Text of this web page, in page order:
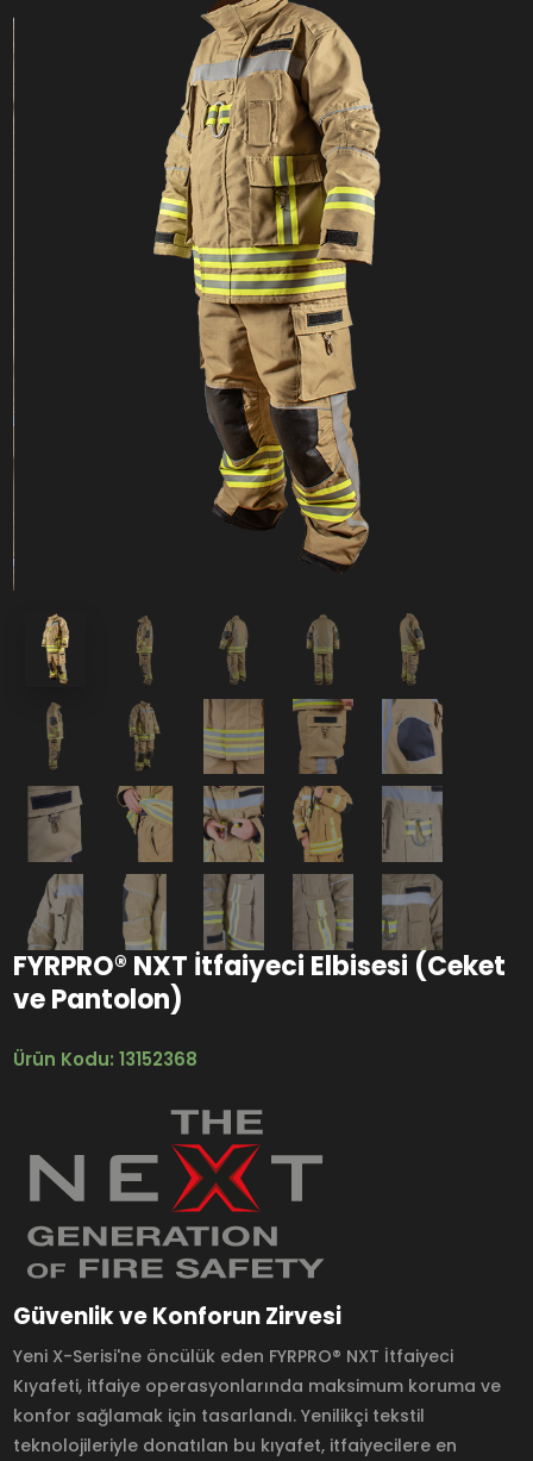
FYRPRO® NXT İtfaiyeci Elbisesi (Ceket
ve Pantolon)
Ürün Kodu: 13152368
Güvenlik ve Konforun Zirvesi
Yeni X-Serisi'ne öncülük eden FYRPRO® NXT İtfaiyeci
Kıyafeti, itfaiye operasyonlarında maksimum koruma ve
konfor sağlamak için tasarlandı. Yenilikçi tekstil
teknolojileriyle donatılan bu kıyafet, itfaiyecilere en